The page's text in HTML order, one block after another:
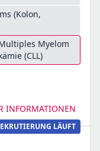
(Kolon,
Myelom
(CLL)
INFORMATIONEN
LÄUFT